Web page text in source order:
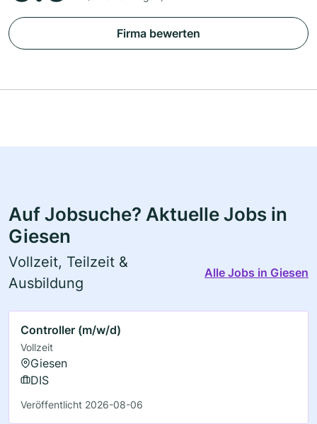
Firma bewerten
Auf Jobsuche? Aktuelle Jobs in
Giesen
Vollzeit, Teilzeit &
Ausbildung
Alle Jobs in Giesen
Controller (m/w/d)
Vollzeit
Giesen
DIS
Veröffentlicht 2026-08-06